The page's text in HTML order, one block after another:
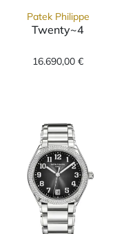
Patek Philippe
Twenty~4
16.690,00 €